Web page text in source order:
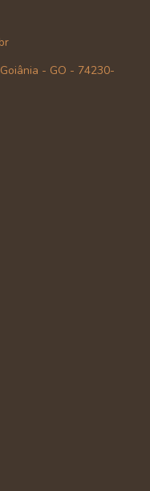
- GO - 74230-